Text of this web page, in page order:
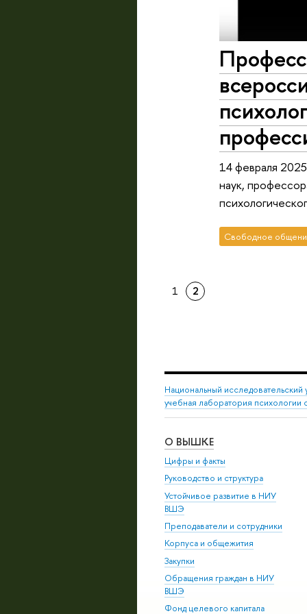
14 февраля
наук,
Свободное
1 2
Национальный
учебная лаборатория психологии
О ВЫШКЕ
Цифры и факты
Руководство и структура
Устойчивое развитие в НИУ
ВШЭ
Преподаватели и сотрудники
Корпуса и общежития
Закупки
Обращения граждан в НИУ
ВШЭ
Фонд целевого капитала